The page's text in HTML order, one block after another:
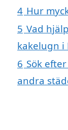
4 Hur
5 Vad
kakelugn i
6 Sök
andra